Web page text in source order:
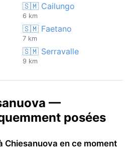
🇸🇲 Cailungo
6 km
🇸🇲 Faetano
7 km
🇸🇲 Serravalle
9 km
—
posées
Chiesanuova en ce moment